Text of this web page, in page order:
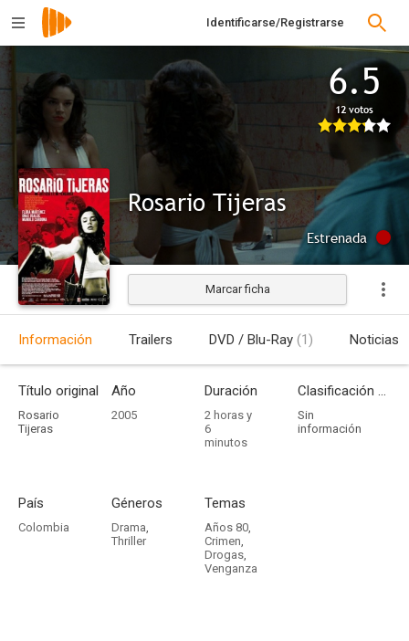
Identificarse/Registrarse
6.5
12 votos
Rosario Tijeras
Estrenada
Marcar ficha
Información Trailers DVD / Blu-Ray (1) Noticias
Título original
Rosario
Tijeras
Año
2005
Duración
2 horas y
6
minutos
Clasificación por edades
Sin
información
País
Colombia
Géneros
Drama,
Thriller
Temas
Años 80,
Crimen,
Drogas,
Venganza